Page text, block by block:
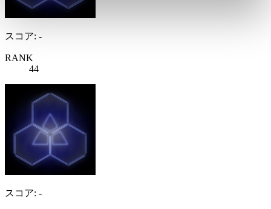
スコア: -
RANK
44
スコア: -